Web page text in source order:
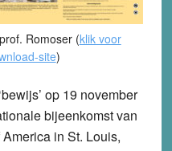
Romoser (klik voor
site)
op 19 november
bijeenkomst van
in St. Louis,